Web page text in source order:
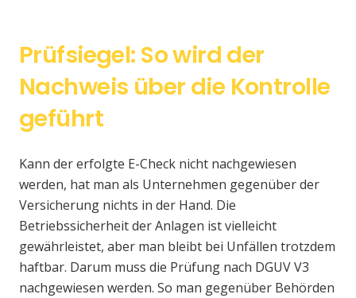
Prüfsiegel: So wird der
Nachweis über die Kontrolle
geführt
Kann der erfolgte E-Check nicht nachgewiesen
werden, hat man als Unternehmen gegenüber der
Versicherung nichts in der Hand. Die
Betriebssicherheit der Anlagen ist vielleicht
gewährleistet, aber man bleibt bei Unfällen trotzdem
haftbar. Darum muss die Prüfung nach DGUV V3
nachgewiesen werden. So man gegenüber Behörden